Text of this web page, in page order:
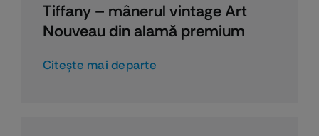
Tiffany – mânerul vintage Art
Nouveau din alamă premium
Citeşte mai departe